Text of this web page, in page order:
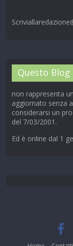
Questo Blog
non rappresenta
aggiornato senza
considerarsi un
del 7/03/2001.
Ed è online dal 1